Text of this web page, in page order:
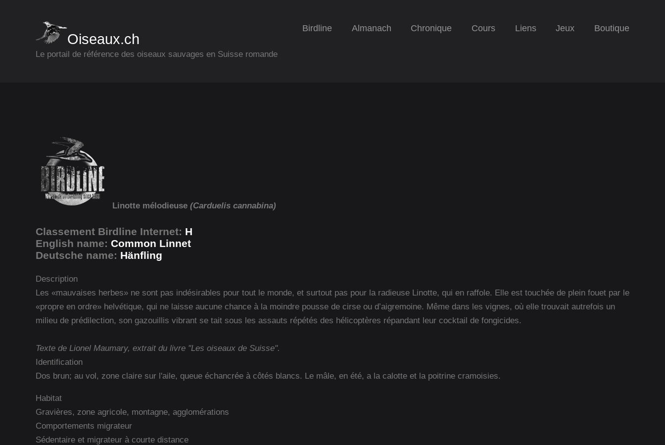
Oiseaux.ch
Le portail de référence des oiseaux sauvages en Suisse romande
Birdline Almanach Chronique Cours Liens Jeux Boutique
Linotte mélodieuse (Carduelis cannabina)
Classement Birdline Internet: H
English name: Common Linnet
Deutsche name: Hänfling
Description
Les «mauvaises herbes» ne sont pas indésirables pour tout le monde, et surtout pas pour la radieuse Linotte, qui en raffole. Elle est touchée de plein fouet par le
«propre en ordre» helvétique, qui ne laisse aucune chance à la moindre pousse de cirse ou d’aigremoine. Même dans les vignes, où elle trouvait autrefois un
milieu de prédilection, son gazouillis vibrant se tait sous les assauts répétés des hélicoptères répandant leur cocktail de fongicides.
Texte de Lionel Maumary, extrait du livre "Les oiseaux de Suisse".
Identification
Dos brun; au vol, zone claire sur l'aile, queue échancrée à côtés blancs. Le mâle, en été, a la calotte et la poitrine cramoisies.
Habitat
Gravières, zone agricole, montagne, agglomérations
Comportements migrateur
Sédentaire et migrateur à courte distance